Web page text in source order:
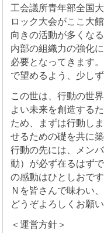
工会議所青年部全国
ロック大会がここ大
向きの活動が多くな
内部の組織力の強化
必要となってきます
で望めるよう、少し
この世は、行動の世
よい未来を創造する
ため、まずは行動し
せるための礎を共に
行動の先には、メン
動）が必ず在るはず
の感動はひとしおで
Ｎを皆さんで味わい
どうぞよろしくお願
＜運営方針＞